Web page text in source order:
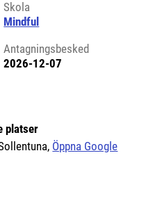
Skola
Mindful
Antagningsbesked
2026-12-07
platser
Öppna Google